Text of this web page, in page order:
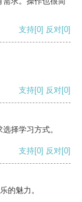
支持[0] 反对[0]
支持[0] 反对[0]
择学习方式。
支持[0] 反对[0]
的魅力。